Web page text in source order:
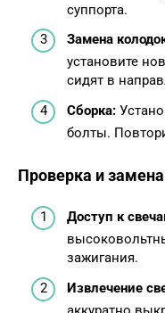
суппорта.
Замена
установите
сидят в
Сборка:
болты.
Проверка и
Доступ к
зажигания.
Извлечение